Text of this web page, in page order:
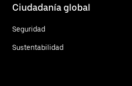
Ciudadanía global
Seguridad
Sustentabilidad